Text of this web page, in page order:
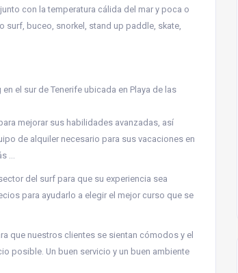
con la temperatura cálida del mar y poca o
surf, buceo, snorkel, stand up paddle, skate,
el sur de Tenerife ubicada en Playa de las
mejorar sus habilidades avanzadas, así
de alquiler necesario para sus vacaciones en
…
del surf para que su experiencia sea
para ayudarlo a elegir el mejor curso que se
que nuestros clientes se sientan cómodos y el
posible. Un buen servicio y un buen ambiente